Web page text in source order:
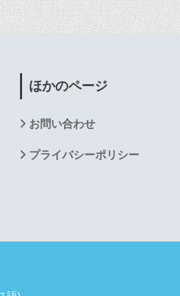
ほかのページ
お問い合わせ
プライバシーポリシー